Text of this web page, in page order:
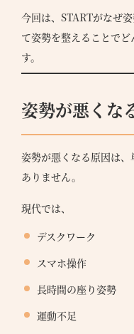
今回は、STARTがなぜ
て姿勢を整えることで
す。
姿勢が悪くな
姿勢が悪くなる原因は
ありません。
現代では、
デスクワーク
スマホ操作
長時間の座り姿勢
運動不足